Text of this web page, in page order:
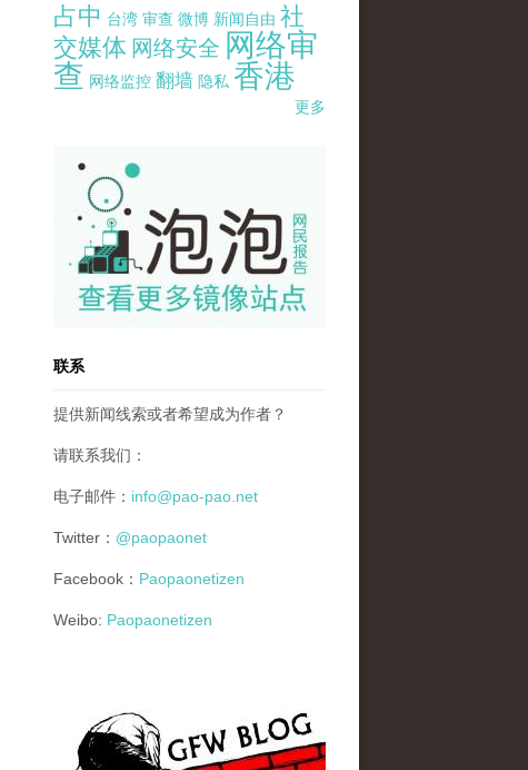
占中 台湾 审查 微博 新闻自由 社
交媒体 网络安全 网络审
查 网络监控 翻墙 隐私 香港
更多
pao-pao-banner-mirror-site-120814.jpg
联系
提供新闻线索或者希望成为作者？
请联系我们：
电子邮件： info@pao-pao.net
Twitter： @paopaonet
Facebook： Paopaonetizen
Weibo: Paopaonetizen
gfw_blog_small.jpg